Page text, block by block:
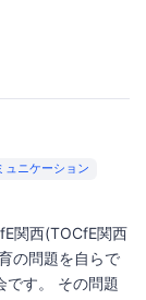
ュニケーション
関西(TOCfE関西
の問題を自らで
です。 その問題